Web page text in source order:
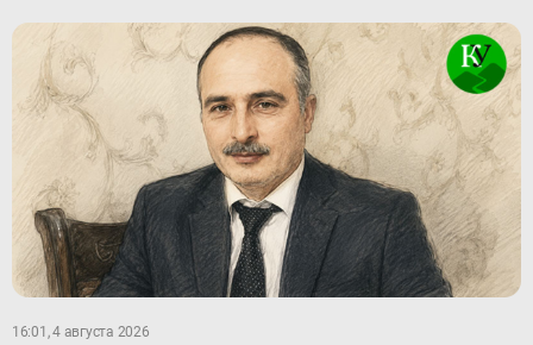
16:01, 4 августа 2026